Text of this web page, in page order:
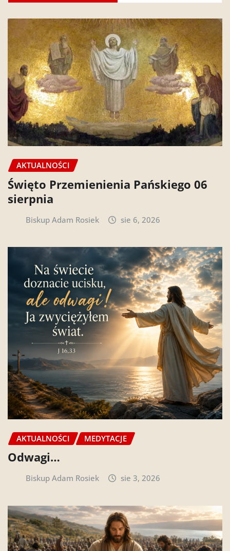
AKTUALNOŚCI
Święto Przemienienia Pańskiego 06
sierpnia
Biskup Adam Rosiek sie 6, 2026
AKTUALNOŚCI MEDYTACJE
Odwagi…
Biskup Adam Rosiek sie 3, 2026